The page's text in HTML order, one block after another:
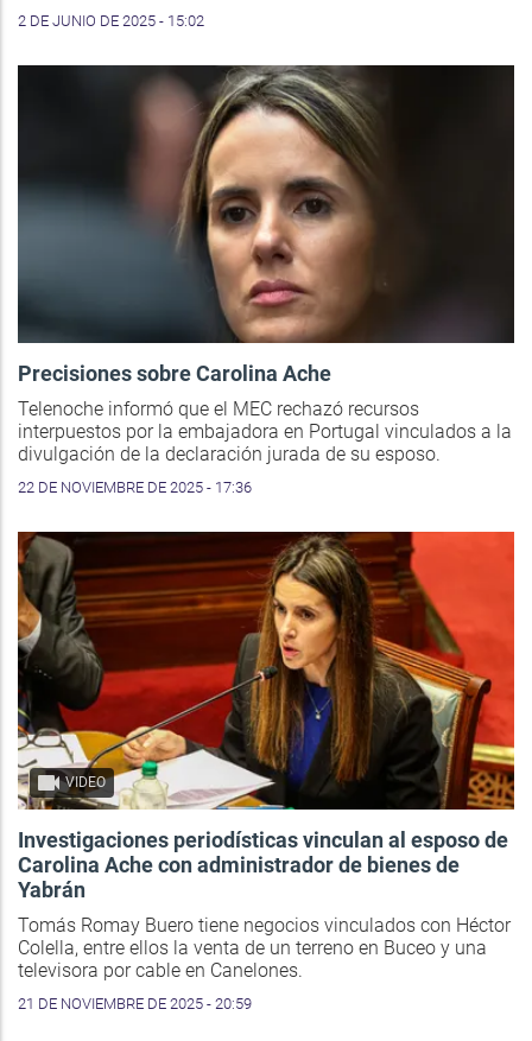
2 DE JUNIO DE 2025 - 15:02
Precisiones sobre Carolina Ache
Telenoche informó que el MEC rechazó recursos
interpuestos por la embajadora en Portugal vinculados a la
divulgación de la declaración jurada de su esposo.
22 DE NOVIEMBRE DE 2025 - 17:36
VIDEO
Investigaciones periodísticas vinculan al esposo de
Carolina Ache con administrador de bienes de
Yabrán
Tomás Romay Buero tiene negocios vinculados con Héctor
Colella, entre ellos la venta de un terreno en Buceo y una
televisora por cable en Canelones.
21 DE NOVIEMBRE DE 2025 - 20:59